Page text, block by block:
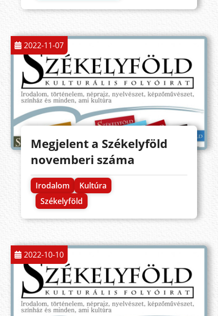
2022-11-07
Megjelent a Székelyföld
novemberi száma
Irodalom
Kultúra
Székelyföld
2022-10-10